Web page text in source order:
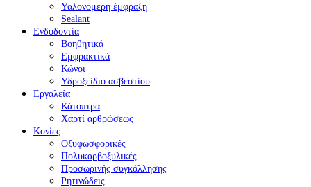
Υαλονομερή έμφραξη
Sealant
Ενδοδοντία
Βοηθητικά
Εμφρακτικά
Κώνοι
Υδροξείδιο ασβεστίου
Εργαλεία
Κάτοπτρα
Χαρτί αρθρώσεως
Κονίες
Οξυφωσφορικές
Πολυκαρβοξυλικές
Προσωρινής συγκόλλησης
Ρητινώδεις